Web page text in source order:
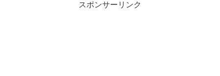
スポンサーリンク